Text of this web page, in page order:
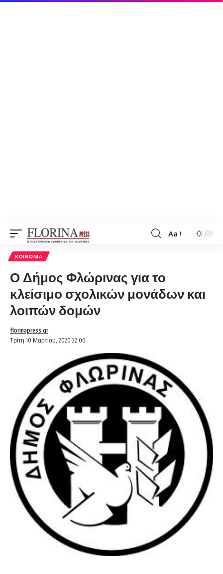
Font
Aa
ΚΟΙΝΩΝΊΑ
Ο Δήμος Φλώρινας για το
κλείσιμο σχολικών μονάδων και
λοιπών δομών
Τρίτη 10 Μαρτίου, 2020 22:06
florinapress.gr